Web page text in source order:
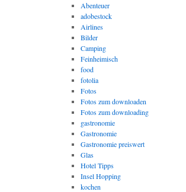
Abenteuer
adobestock
Airlines
Bilder
Camping
Feinheimisch
food
fotolia
Fotos
Fotos zum downloaden
Fotos zum downloading
gastronomie
Gastronomie
Gastronomie preiswert
Glas
Hotel Tipps
Insel Hopping
kochen